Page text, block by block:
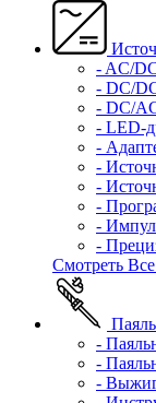
- AC/
- DC/
- DC/
- LED-
-
-
-
-
-
-
Смотреть
-
-
-